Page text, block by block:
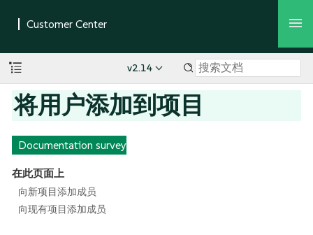
v2.14
将用户添加到项目
Documentation survey
在此页面上
向新项目添加成员
向现有项目添加成员